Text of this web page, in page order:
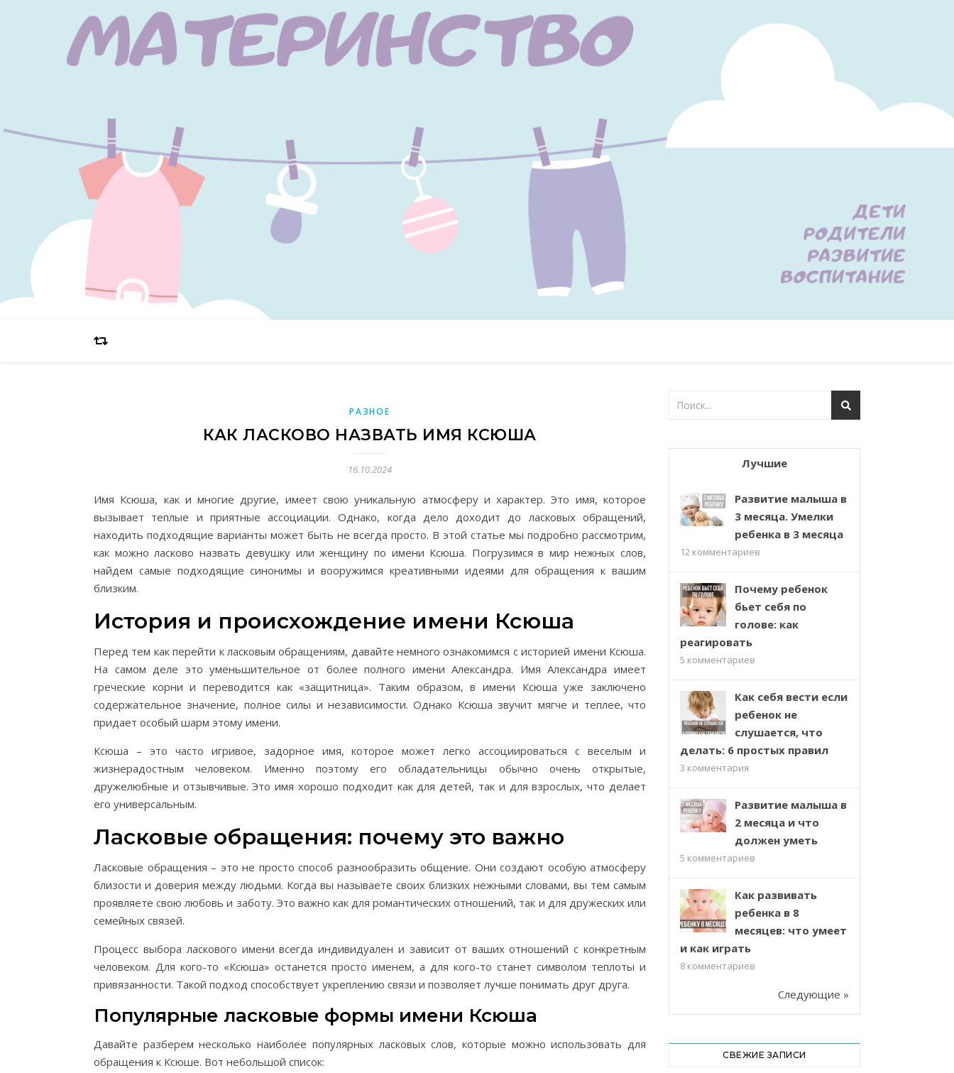
РАЗНОЕ
КАК ЛАСКОВО НАЗВАТЬ ИМЯ КСЮША
16.10.2024
Имя Ксюша, как и многие другие, имеет свою уникальную атмосферу и характер. Это имя, которое
вызывает теплые и приятные ассоциации. Однако, когда дело доходит до ласковых обращений,
находить подходящие варианты может быть не всегда просто. В этой статье мы подробно рассмотрим,
как можно ласково назвать девушку или женщину по имени Ксюша. Погрузимся в мир нежных слов,
найдем самые подходящие синонимы и вооружимся креативными идеями для обращения к вашим
близким.
История и происхождение имени Ксюша
Перед тем как перейти к ласковым обращениям, давайте немного ознакомимся с историей имени Ксюша.
На самом деле это уменьшительное от более полного имени Александра. Имя Александра имеет
греческие корни и переводится как «защитница». Таким образом, в имени Ксюша уже заключено
содержательное значение, полное силы и независимости. Однако Ксюша звучит мягче и теплее, что
придает особый шарм этому имени.
Ксюша – это часто игривое, задорное имя, которое может легко ассоциироваться с веселым и
жизнерадостным человеком. Именно поэтому его обладательницы обычно очень открытые,
дружелюбные и отзывчивые. Это имя хорошо подходит как для детей, так и для взрослых, что делает
его универсальным.
Ласковые обращения: почему это важно
Ласковые обращения – это не просто способ разнообразить общение. Они создают особую атмосферу
близости и доверия между людьми. Когда вы называете своих близких нежными словами, вы тем самым
проявляете свою любовь и заботу. Это важно как для романтических отношений, так и для дружеских или
семейных связей.
Процесс выбора ласкового имени всегда индивидуален и зависит от ваших отношений с конкретным
человеком. Для кого-то «Ксюша» останется просто именем, а для кого-то станет символом теплоты и
привязанности. Такой подход способствует укреплению связи и позволяет лучше понимать друг друга.
Популярные ласковые формы имени Ксюша
Давайте разберем несколько наиболее популярных ласковых слов, которые можно использовать для
обращения к Ксюше. Вот небольшой список:
Лучшие
Развитие малыша в
3 месяца. Умелки
ребенка в 3 месяца
12 комментариев
Почему ребенок
бьет себя по
голове: как
реагировать
5 комментариев
Как себя вести если
ребенок не
слушается, что
делать: 6 простых правил
3 комментария
Развитие малыша в
2 месяца и что
должен уметь
5 комментариев
Как развивать
ребенка в 8
месяцев: что умеет
и как играть
8 комментариев
Следующие »
СВЕЖИЕ ЗАПИСИ